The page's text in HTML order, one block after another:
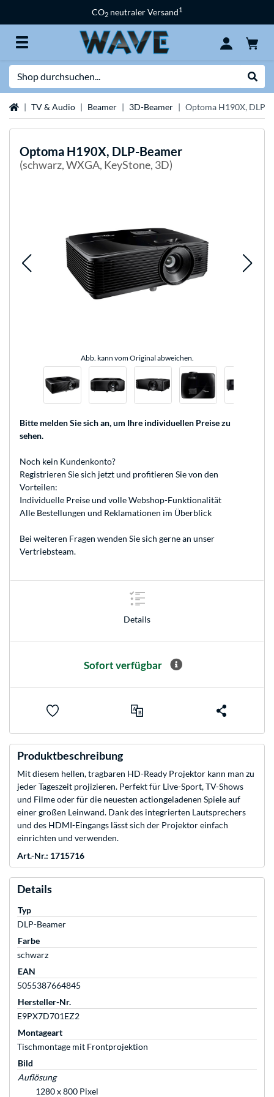
CO2 neutraler Versand1
StartseiteTV & Audio Beamer 3D-Beamer Optoma H190X, DLP-
Optoma H190X, DLP-Beamer
(schwarz, WXGA, KeyStone, 3D)
Abb. kann vom Original abweichen.
Bitte melden Sie sich an, um Ihre individuellen Preise zu
sehen.
Noch kein Kundenkonto?
Registrieren Sie sich jetzt und profitieren Sie von den
Vorteilen:
Individuelle Preise und volle Webshop-Funktionalität
Alle Bestellungen und Reklamationen im Überblick
Bei weiteren Fragen wenden Sie sich gerne an unser
Vertriebsteam.
Details
Sofort verfügbar
Produktbeschreibung
Mit diesem hellen, tragbaren HD-Ready Projektor kann man zu
jeder Tageszeit projizieren. Perfekt für Live-Sport, TV-Shows
und Filme oder für die neuesten actiongeladenen Spiele auf
einer großen Leinwand. Dank des integrierten Lautsprechers
und des HDMI-Eingangs lässt sich der Projektor einfach
einrichten und verwenden.
Art.-Nr.: 1715716
Details
Typ
DLP-Beamer
Farbe
schwarz
EAN
5055387664845
Hersteller-Nr.
E9PX7D701EZ2
Montageart
Tischmontage mit Frontprojektion
Bild
Auflösung
1280 x 800 Pixel